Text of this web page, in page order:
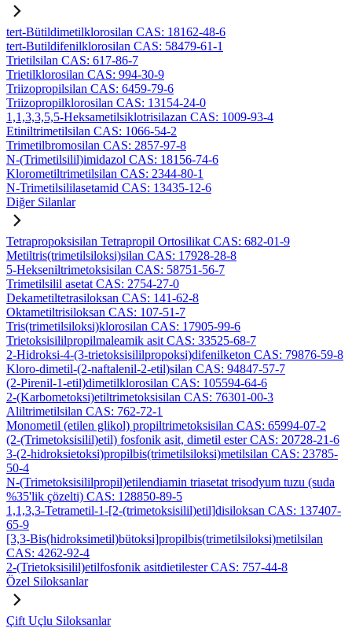
tert-Bütildimetilklorosilan CAS: 18162-48-6
tert-Butildifenilklorosilan CAS: 58479-61-1
Trietilsilan CAS: 617-86-7
Trietilklorosilan CAS: 994-30-9
Triizopropilsilan CAS: 6459-79-6
Triizopropilklorosilan CAS: 13154-24-0
1,1,3,3,5,5-Heksametilsiklotrisilazan CAS: 1009-93-4
Etiniltrimetilsilan CAS: 1066-54-2
Trimetilbromosilan CAS: 2857-97-8
N-(Trimetilsilil)imidazol CAS: 18156-74-6
Klorometiltrimetilsilan CAS: 2344-80-1
N-Trimetilsililasetamid CAS: 13435-12-6
Diğer Silanlar
Tetrapropoksisilan Tetrapropil Ortosilikat CAS: 682-01-9
Metiltris(trimetilsiloksi)silan CAS: 17928-28-8
5-Hekseniltrimetoksisilan CAS: 58751-56-7
Trimetilsilil asetat CAS: 2754-27-0
Dekametiltetrasiloksan CAS: 141-62-8
Oktametiltrisiloksan CAS: 107-51-7
Tris(trimetilsiloksi)klorosilan CAS: 17905-99-6
Trietoksisililpropilmaleamik asit CAS: 33525-68-7
2-Hidroksi-4-(3-trietoksisililpropoksi)difenilketon CAS: 79876-59-8
Kloro-dimetil-(2-naftalenil-2-etil)silan CAS: 94847-57-7
(2-Pirenil-1-etil)dimetilklorosilan CAS: 105594-64-6
2-(Karbometoksi)etiltrimetoksisilan CAS: 76301-00-3
Aliltrimetilsilan CAS: 762-72-1
Monometil (etilen glikol) propiltrimetoksisilan CAS: 65994-07-2
(2-(Trimetoksisilil)etil) fosfonik asit, dimetil ester CAS: 20728-21-6
3-(2-hidroksietoksi)propilbis(trimetilsiloksi)metilsilan CAS: 23785-
50-4
N-(Trimetoksisililpropil)etilendiamin triasetat trisodyum tuzu (suda
%35'lik çözelti) CAS: 128850-89-5
1,1,3,3-Tetrametil-1-[2-(trimetoksisilil)etil]disiloksan CAS: 137407-
65-9
[3,3-Bis(hidroksimetil)bütoksi]propilbis(trimetilsiloksi)metilsilan
CAS: 4262-92-4
2-(Trietoksisilil)etilfosfonik asitdietilester CAS: 757-44-8
Özel Siloksanlar
Çift Uçlu Siloksanlar